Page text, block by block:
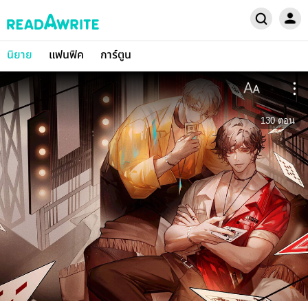
นิยาย แฟนฟิค การ์ตูน
130 ตอน